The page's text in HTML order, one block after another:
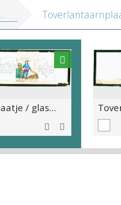
Toverlantaarnplaatje / glaspositief - Le prince Chéri (1-3)